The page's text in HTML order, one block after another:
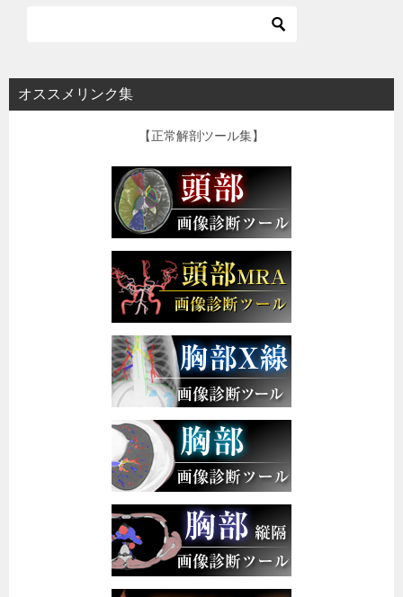
オススメリンク集
【正常解剖ツール集】